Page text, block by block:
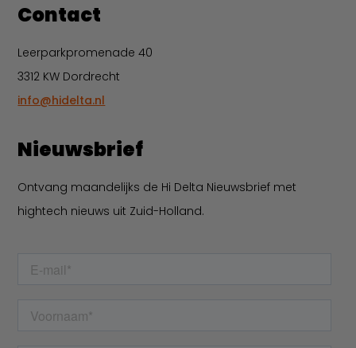
Contact
Leerparkpromenade 40
3312 KW Dordrecht
info@hidelta.nl
Nieuwsbrief
Ontvang maandelijks de Hi Delta Nieuwsbrief met
hightech nieuws uit Zuid-Holland.